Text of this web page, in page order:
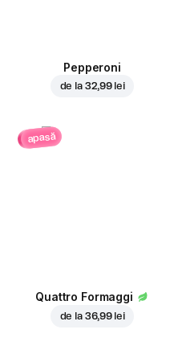
Pepperoni
de la 32,99 lei
apasă
Quattro Formaggi
de la 36,99 lei